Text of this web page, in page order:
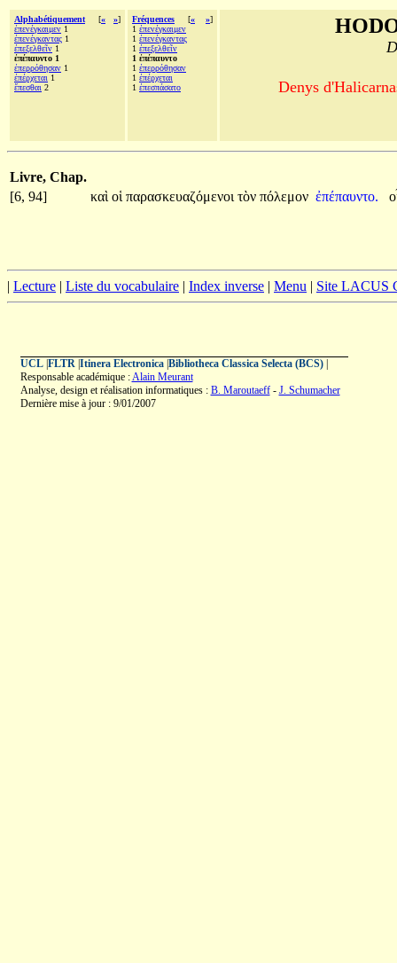
Alphabétiquement [« »]
ἐπενέγκαιμεν 1
ἐπενέγκαντας 1
ἐπεξελθεῖν 1
ἐπέπαυντο 1
ἐπερρόθησαν 1
ἐπέρχεται 1
ἕπεσθαι 2
Fréquences [« »]
1 ἐπενέγκαιμεν
1 ἐπενέγκαντας
1 ἐπεξελθεῖν
1 ἐπέπαυντο
1 ἐπερρόθησαν
1 ἐπέρχεται
1 ἐπεσπάσατο Denys
Livre, Chap.
[6, 94]
καὶ οἱ παρασκευαζόμενοι τὸν πόλεμον ἐπέπαυντο.
| Lecture | Liste du vocabulaire | Index inverse | Menu | Site LACUS
UCL| FLTR| Itinera Electronica| Bibliotheca Classica Selecta (BCS)|
Responsable académique :Alain Meurant
Analyse, design et réalisation informatiques : B. Maroutaeff- J. Schumacher
Dernière mise à jour : 9/01/2007